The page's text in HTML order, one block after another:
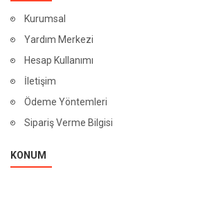
Kurumsal
Yardım Merkezi
Hesap Kullanımı
İletişim
Ödeme Yöntemleri
Sipariş Verme Bilgisi
KONUM